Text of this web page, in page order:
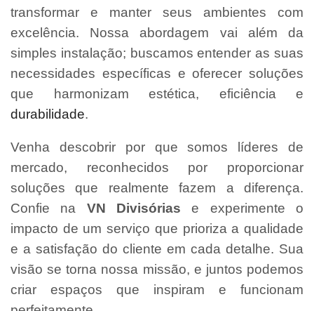
transformar e manter seus ambientes com
excelência. Nossa abordagem vai além da
simples instalação; buscamos entender as suas
necessidades específicas e oferecer soluções
que harmonizam estética, eficiência e
durabilidade.
Venha descobrir por que somos líderes de
mercado, reconhecidos por proporcionar
soluções que realmente fazem a diferença.
Confie na VN Divisórias e experimente o
impacto de um serviço que prioriza a qualidade
e a satisfação do cliente em cada detalhe. Sua
visão se torna nossa missão, e juntos podemos
criar espaços que inspiram e funcionam